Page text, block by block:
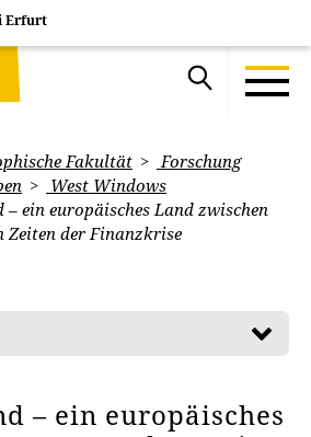
Erfurt
Fakultät
Forschung
West Windows
– ein europäisches Land zwischen
Zeiten der Finanzkrise
– ein europäisches